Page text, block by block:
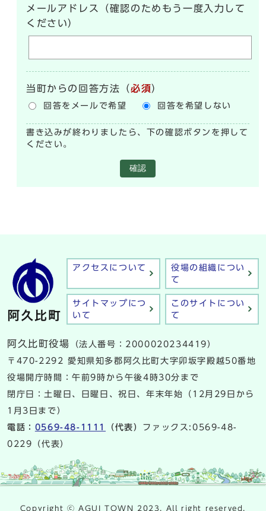
メールアドレス（確認のためもう一度入力して
ください）
当町からの回答方法 （必須）
回答をメールで希望 回答を希望しない
書き込みが終わりましたら、下の確認ボタンを押して
ください。
確認
アクセスについて
役場の組織につい
て
サイトマップにつ
いて
このサイトについ
て
阿久比町役場
（法人番号：2000020234419）
〒470-2292 愛知県知多郡阿久比町大字卯坂字殿越50番地
役場開庁時間：午前9時から午後4時30分まで
閉庁日：土曜日、日曜日、祝日、年末年始（12月29日から
1月3日まで）
電話： 0569-48-1111 （代表） ファックス:0569-48-
0229（代表）
Copyright ⓒ AGUI TOWN 2023. All right reserved.